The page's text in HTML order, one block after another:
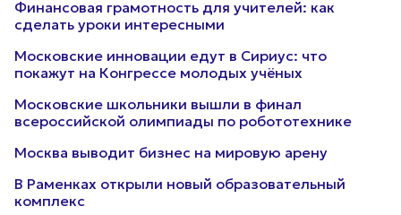
Финансовая грамотность для учителей: как
сделать уроки интересными
Московские инновации едут в Сириус: что
покажут на Конгрессе молодых учёных
Московские школьники вышли в финал
всероссийской олимпиады по робототехнике
Москва выводит бизнес на мировую арену
В Раменках открыли новый образовательный
комплекс